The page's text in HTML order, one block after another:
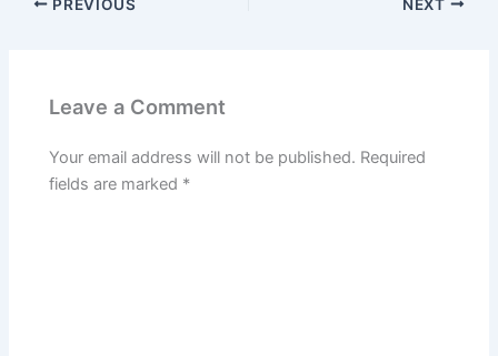
PREVIOUS NEXT
Leave a Comment
Your email address will not be published. Required
fields are marked *